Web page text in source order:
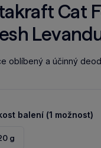
Cat
oblíbený a účinný
balení (1 možnost)
g